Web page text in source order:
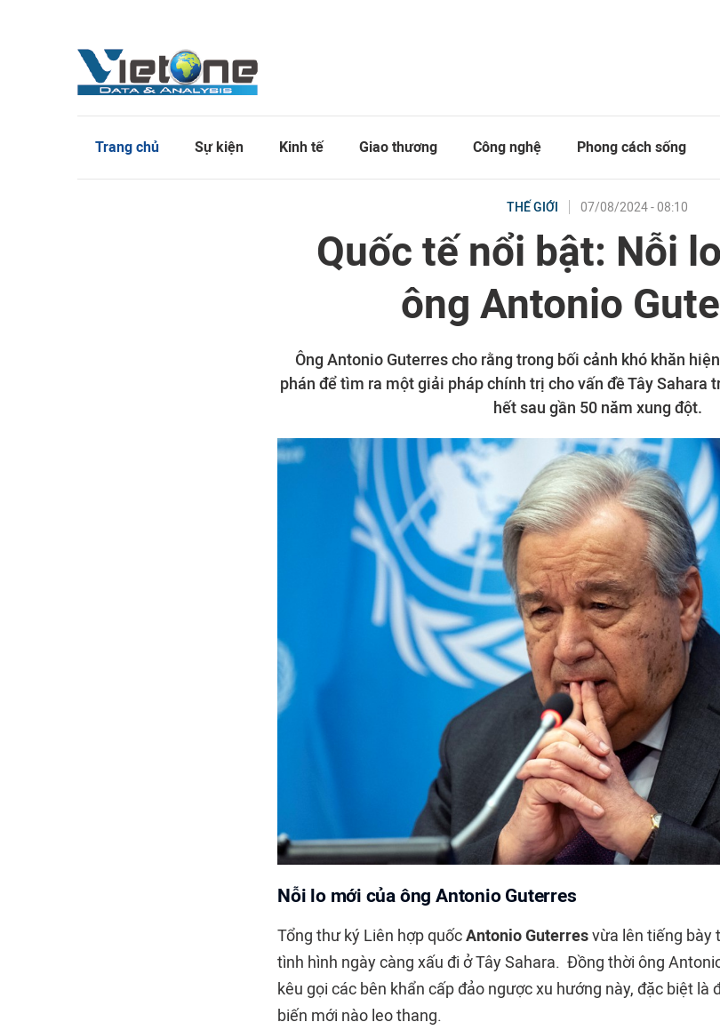
Trang chủ Sự kiện Kinh tế Giao thương Công nghệ Phong cách sống
THẾ GIỚI 07/08/2024 - 08:10
Quốc tế nổi bật: Nỗi
ông Antonio
Ông Antonio Guterres cho rằng trong bối cảnh khó khăn
phán để tìm ra một giải pháp chính trị cho vấn đề Tây Sahara
hết sau gần 50 năm xung đột.
Nỗi lo mới của ông Antonio Guterres
Tổng thư ký Liên hợp quốcAntonio Guterresvừa lên tiếng bày
tình hình ngày càng xấu đi ở Tây Sahara. Đồng thời ông
kêu gọi các bên khẩn cấp đảo ngược xu hướng này, đặc biệt là
biến mới nào leo thang.